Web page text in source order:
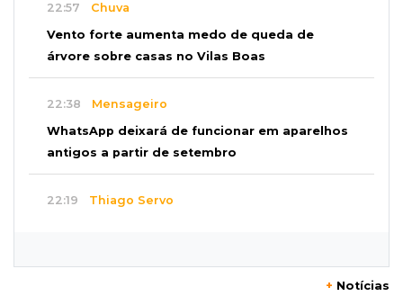
22:57 Chuva
Vento forte aumenta medo de queda de
árvore sobre casas no Vilas Boas
22:38 Mensageiro
WhatsApp deixará de funcionar em aparelhos
antigos a partir de setembro
22:19 Thiago Servo
+ Notícias